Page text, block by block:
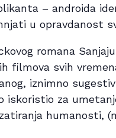
– androida
u opravdanost
romana
filmova svih
iznimno
iskoristio za
humanosti,